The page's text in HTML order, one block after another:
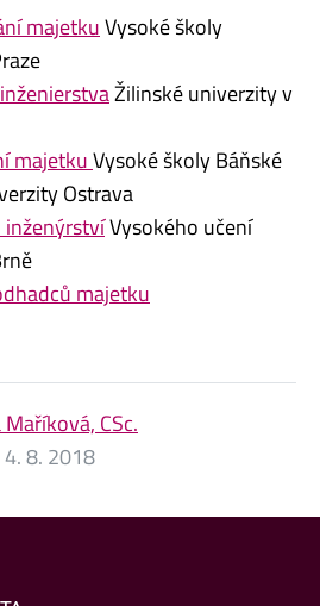
majetkuVysoké školy
Žilinské univerzity v
majetkuVysoké školy Báňské
Ostrava
Vysokého učení
majetku
CSc.
4. 8. 2018